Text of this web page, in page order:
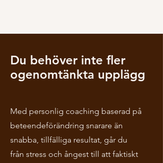
Du behöver inte fler
ogenomtänkta upplägg
Med personlig coaching baserad på
beteendeförändring snarare än
snabba, tillfälliga resultat, går du
från stress och ångest till att faktiskt